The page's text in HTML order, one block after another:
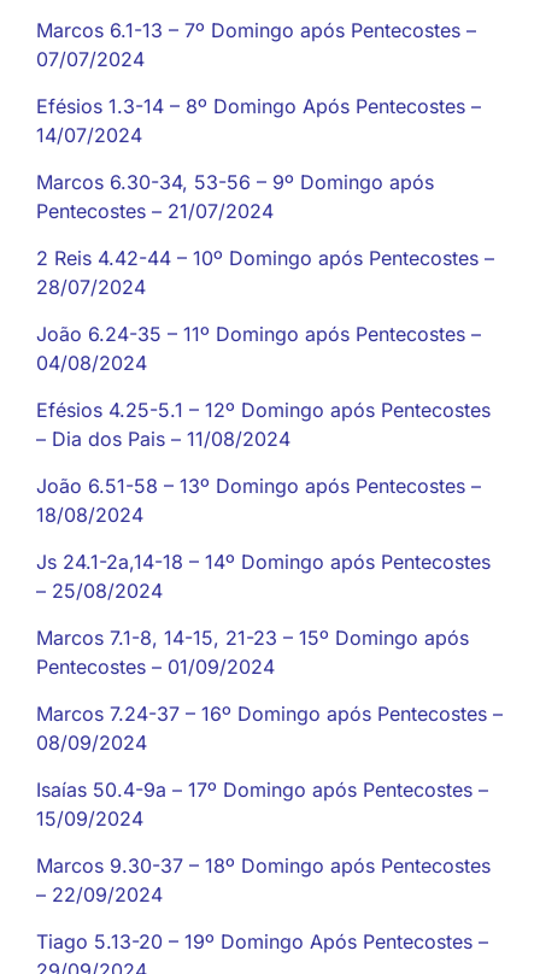
Marcos 6.1-13 – 7º Domingo após Pentecostes –
07/07/2024
Efésios 1.3-14 – 8º Domingo Após Pentecostes –
14/07/2024
Marcos 6.30-34, 53-56 – 9º Domingo após
Pentecostes – 21/07/2024
2 Reis 4.42-44 – 10º Domingo após Pentecostes –
28/07/2024
João 6.24-35 – 11º Domingo após Pentecostes –
04/08/2024
Efésios 4.25-5.1 – 12º Domingo após Pentecostes
– Dia dos Pais – 11/08/2024
João 6.51-58 – 13º Domingo após Pentecostes –
18/08/2024
Js 24.1-2a,14-18 – 14º Domingo após Pentecostes
– 25/08/2024
Marcos 7.1-8, 14-15, 21-23 – 15º Domingo após
Pentecostes – 01/09/2024
Marcos 7.24-37 – 16º Domingo após Pentecostes –
08/09/2024
Isaías 50.4-9a – 17º Domingo após Pentecostes –
15/09/2024
Marcos 9.30-37 – 18º Domingo após Pentecostes
– 22/09/2024
Tiago 5.13-20 – 19º Domingo Após Pentecostes –